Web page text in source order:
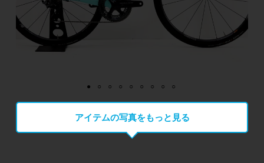
アイテムの写真をもっと見る